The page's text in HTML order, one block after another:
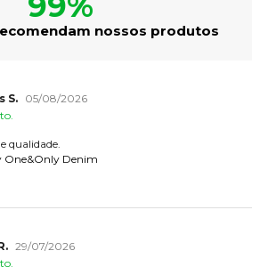
nossos produtos
S.
05/08/2026
qualidade.
One&Only Denim
29/07/2026